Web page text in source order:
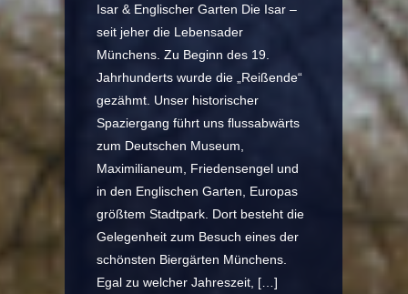
Isar & Englischer Garten Die Isar –
seit jeher die Lebensader
Münchens. Zu Beginn des 19.
Jahrhunderts wurde die „Reißende“
gezähmt. Unser historischer
Spaziergang führt uns flussabwärts
zum Deutschen Museum,
Maximilianeum, Friedensengel und
in den Englischen Garten, Europas
größtem Stadtpark. Dort besteht die
Gelegenheit zum Besuch eines der
schönsten Biergärten Münchens.
Egal zu welcher Jahreszeit, […]